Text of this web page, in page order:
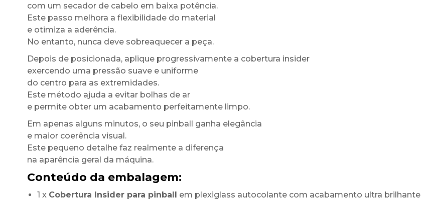
com um secador de cabelo em baixa potência.
Este passo melhora a flexibilidade do material
e otimiza a aderência.
No entanto, nunca deve sobreaquecer a peça.
Depois de posicionada, aplique progressivamente a cobertura insider
exercendo uma pressão suave e uniforme
do centro para as extremidades.
Este método ajuda a evitar bolhas de ar
e permite obter um acabamento perfeitamente limpo.
Em apenas alguns minutos, o seu pinball ganha elegância
e maior coerência visual.
Este pequeno detalhe faz realmente a diferença
na aparência geral da máquina.
Conteúdo da embalagem:
1 x Cobertura Insider para pinball em plexiglass autocolante com acabamento ultra brilhante